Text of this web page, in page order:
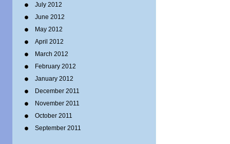
July 2012
June 2012
May 2012
April 2012
March 2012
February 2012
January 2012
December 2011
November 2011
October 2011
September 2011